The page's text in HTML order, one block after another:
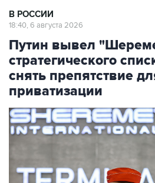
В РОССИИ
18:40, 6 августа 2026
Путин вывел
стратегического
снять препятствие
приватизации